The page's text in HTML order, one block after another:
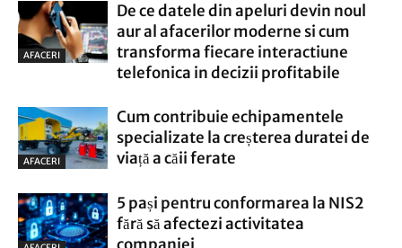
AFACERI
De ce datele din apeluri devin noul
aur al afacerilor moderne si cum
transforma fiecare interactiune
telefonica in decizii profitabile
AFACERI
Cum contribuie echipamentele
specializate la creșterea duratei de
viață a căii ferate
5 pași pentru conformarea la NIS2
fără să afectezi activitatea